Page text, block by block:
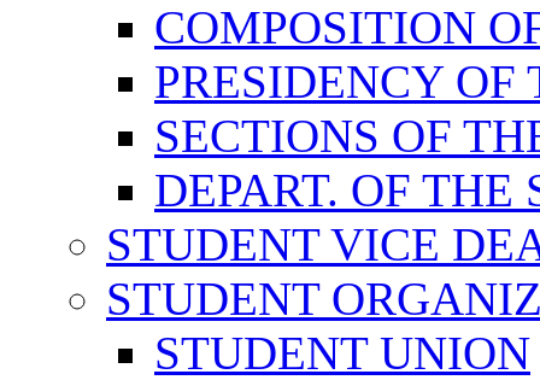
COMPOSITION
PRESIDENCY
SECTIONS OF
DEPART. OF
STUDENT VICE
STUDENT
STUDENT UNION